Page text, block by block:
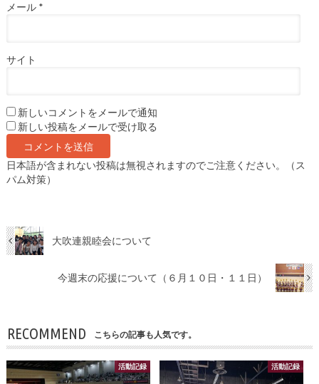
メール *
サイト
新しいコメントをメールで通知
新しい投稿をメールで受け取る
日本語が含まれない投稿は無視されますのでご注意ください。（ス
パム対策）
大吹連親睦会について
今週末の応援について（６月１０日・１１日）
RECOMMEND こちらの記事も人気です。
活動記録 活動記録